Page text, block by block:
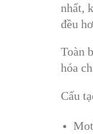
nhất,
đều
Toàn
hóa
Cấu